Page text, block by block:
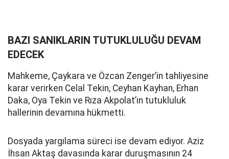
BAZI SANIKLARIN TUTUKLULUĞU DEVAM
EDECEK
Mahkeme, Çaykara ve Özcan Zenger’in tahliyesine
karar verirken Celal Tekin, Ceyhan Kayhan, Erhan
Daka, Oya Tekin ve Rıza Akpolat’ın tutukluluk
hallerinin devamına hükmetti.
Dosyada yargılama süreci ise devam ediyor. Aziz
İhsan Aktaş davasında karar duruşmasının 24